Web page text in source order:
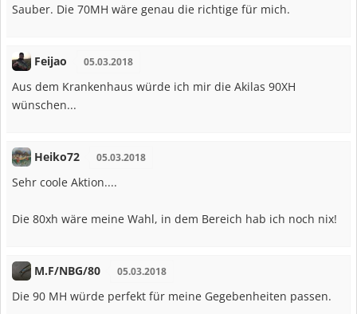
Sauber. Die 70MH wäre genau die richtige für mich.
Feijao 05.03.2018
Aus dem Krankenhaus würde ich mir die Akilas 90XH
wünschen...
Heiko72 05.03.2018
Sehr coole Aktion....
Die 80xh wäre meine Wahl, in dem Bereich hab ich noch nix!
M.F/NBG/80 05.03.2018
Die 90 MH würde perfekt für meine Gegebenheiten passen.